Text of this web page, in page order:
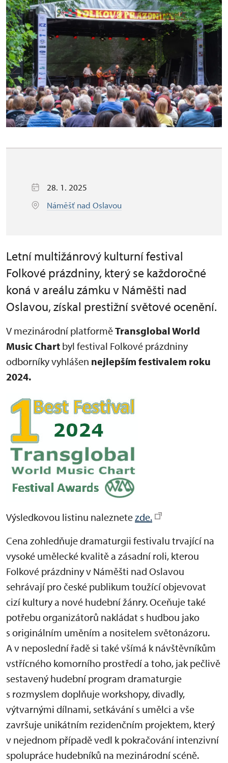
28. 1. 2025
Náměšť nad Oslavou
Letní multižánrový kulturní festival
Folkové prázdniny, který se každoročné
koná v areálu zámku v Náměšti nad
Oslavou, získal prestižní světové ocenění.
V mezinárodní platforměTransglobal World
Music Chart byl festival Folkové prázdniny
odborníky vyhlášen nejlepším festivalem roku
2024.
Výsledkovou listinu naleznetezde.
Cena zohledňuje dramaturgii festivalu trvající na
vysoké umělecké kvalitě a zásadní roli, kterou
Folkové prázdniny v Náměšti nad Oslavou
sehrávají pro české publikum toužící objevovat
cizí kultury a nové hudební žánry. Oceňuje také
potřebu organizátorů nakládat s hudbou jako
s originálním uměním a nositelem světonázoru.
A v neposlední řadě si také všímá k návštěvníkům
vstřícného komorního prostředí a toho, jak pečlivě
sestavený hudební program dramaturgie
s rozmyslem doplňuje workshopy, divadly,
výtvarnými dílnami, setkávání s umělci a vše
završuje unikátním rezidenčním projektem, který
v nejednom případě vedl k pokračování intenzivní
spolupráce hudebníků na mezinárodní scéně.